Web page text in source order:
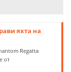
яхта на
Regatta
от